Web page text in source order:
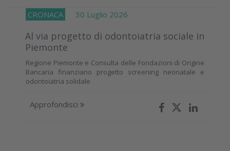
CRONACA 30 Luglio 2026
Al via progetto di odontoiatria sociale in
Piemonte
Regione Piemonte e Consulta delle Fondazioni di Origine
Bancaria finanziano progetto screening neonatale e
odontoiatria solidale
Approfondisci